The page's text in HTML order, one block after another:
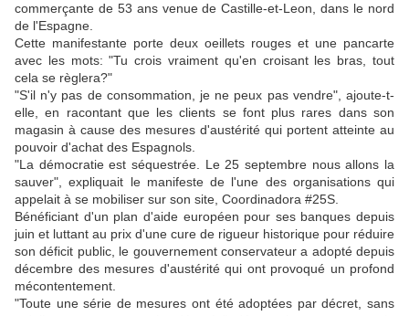
commerçante de 53 ans venue de Castille-et-Leon, dans le nord
de l'Espagne.
Cette manifestante porte deux oeillets rouges et une pancarte
avec les mots: "Tu crois vraiment qu'en croisant les bras, tout
cela se règlera?"
"S'il n'y pas de consommation, je ne peux pas vendre", ajoute-t-
elle, en racontant que les clients se font plus rares dans son
magasin à cause des mesures d'austérité qui portent atteinte au
pouvoir d'achat des Espagnols.
"La démocratie est séquestrée. Le 25 septembre nous allons la
sauver", expliquait le manifeste de l'une des organisations qui
appelait à se mobiliser sur son site, Coordinadora #25S.
Bénéficiant d'un plan d'aide européen pour ses banques depuis
juin et luttant au prix d'une cure de rigueur historique pour réduire
son déficit public, le gouvernement conservateur a adopté depuis
décembre des mesures d'austérité qui ont provoqué un profond
mécontentement.
"Toute une série de mesures ont été adoptées par décret, sans